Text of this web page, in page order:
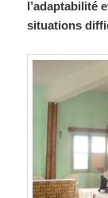
l’adaptabilité
situations